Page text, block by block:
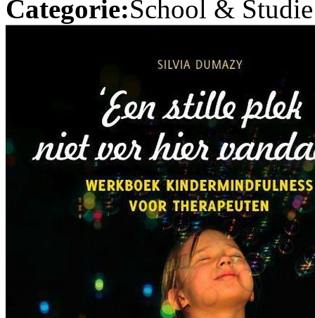
Categorie:School &